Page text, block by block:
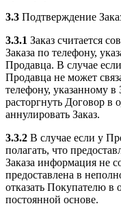
3.3 Подтверждение
3.3.1 Заказ считается
Заказа по телефону,
Продавца. В случае
Продавца не может
телефону, указанному в
расторгнуть Договор в
аннулировать Заказ.
3.3.2 В случае если у
полагать, что
Заказа информация не
предоставлена в
отказать Покупателю в
постоянной основе.